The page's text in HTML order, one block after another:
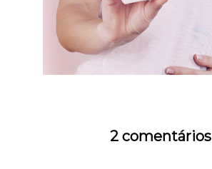
2 comentários